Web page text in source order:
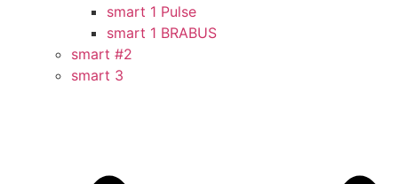
smart 1 Pulse
smart 1 BRABUS
smart #2
smart 3